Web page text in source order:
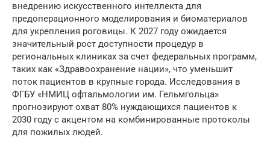
внедрению искусственного интеллекта для
предоперационного моделирования и биоматериалов
для укрепления роговицы. К 2027 году ожидается
значительный рост доступности процедур в
региональных клиниках за счет федеральных программ,
таких как «Здравоохранение нации», что уменьшит
поток пациентов в крупные города. Исследования в
ФГБУ «НМИЦ офтальмологии им. Гельмгольца»
прогнозируют охват 80% нуждающихся пациентов к
2030 году с акцентом на комбинированные протоколы
для пожилых людей.